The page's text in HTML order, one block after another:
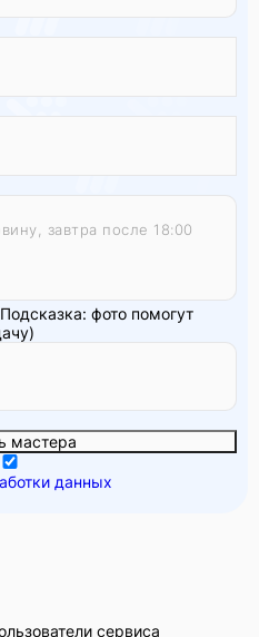
фото помогут
мастера
данных
сервиса